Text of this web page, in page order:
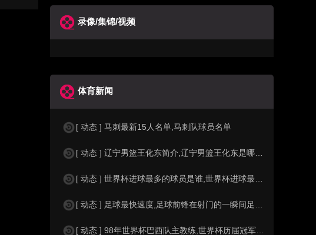
录像/集锦/视频
体育新闻
[ 动态 ] 马刺最新15人名单,马刺队球员名单
[ 动态 ] 辽宁男篮王化东简介,辽宁男篮王化东是哪里人？
[ 动态 ] 世界杯进球最多的球员是谁,世界杯进球最多的球员是谁？
[ 动态 ] 足球最快速度,足球前锋在射门的一瞬间足球的速度有多快？？
[ 动态 ] 98年世界杯巴西队主教练,世界杯历届冠军球队教练